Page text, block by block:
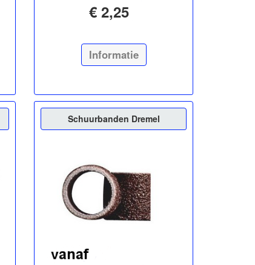
€ 2,25
Informatie
Schuurbanden Dremel